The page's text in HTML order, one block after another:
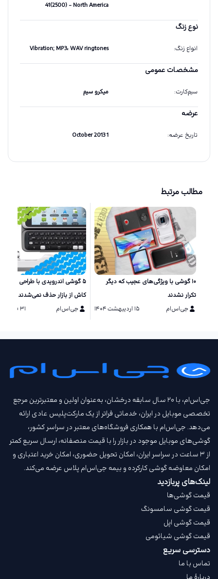
41(2500) - North America
نوع زنگ
انواع زنگ: Vibration; MP3، WAV ringtones
مشخصات عمومی
سیم‌کارت: میکرو سیم
عرضه
تاریخ عرضه:
1 October 2013
مطالب مرتبط
۱۰ گوشی‌ با ویژگی‌های عجیب که دیگر
تکرار نشدند
جی‌اس‌ام
۱۵ اردیبهشت ۱۴۰۴
۵ گوشی اندرویدی با طراحی خاص
کاش از بازار حذف نمی‌شدند
جی‌اس‌ام
۳۱ فروردین ۱۴۰۴
جی‌اس‌ام، با ۲۰ سال سابقه درخشان، به‌عنوان اولین و معتبرترین مرجع
تخصصی موبایل در ایران، خدماتی فراتر از یک مارکت‌پلیس عادی ارائه
می‌دهد. جی‌اس‌ام با همکاری فروشگاه‌های معتبر در سراسر کشور،
گوشی‌های موبایل موجود در بازار را با قیمت‌ منصفانه، ارسال سریع کمتر
از ۳ ساعت در سراسر ایران، امکان تحویل حضوری، امکان خرید اعتباری و
امکان معاوضه گوشی کارکرده و بیمه جی‌اس‌ام‌ پلاس عرضه می‌کند.
لینک‌های پربازدید
قیمت گوشی‌ها
قیمت گوشی سامسونگ
قیمت گوشی اپل
قیمت گوشی شیائومی
دسترسی سریع
تماس با ما